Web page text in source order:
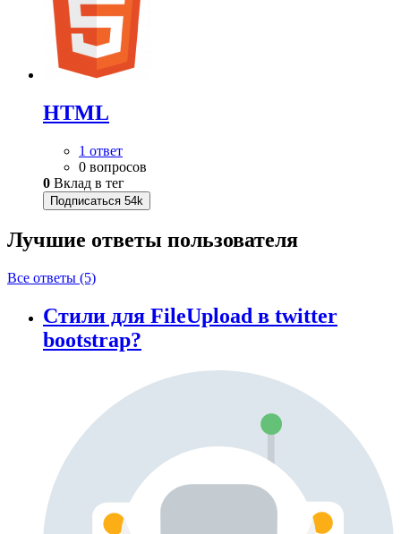
HTML
1 ответ
0 вопросов
0 Вклад в тег
Подписаться 54k
Лучшие ответы пользователя
Все ответы (5)
Стили для FileUpload в twitter
bootstrap?